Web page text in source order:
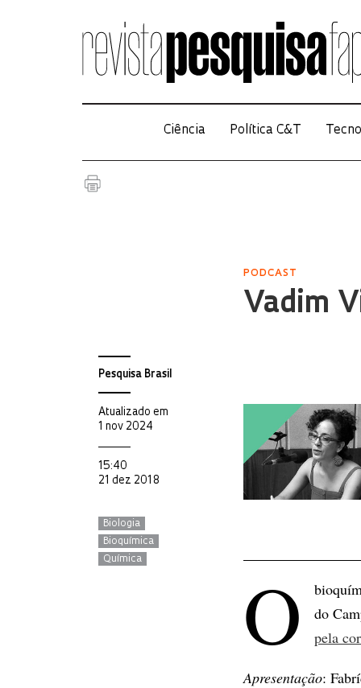
Ciência Política C&T
PODCAST
Vadim
Pesquisa Brasil
Atualizado em
1 nov 2024
15:40
21 dez 2018
Biologia
Bioquímica
Química
O
do
pela
Apresentação: